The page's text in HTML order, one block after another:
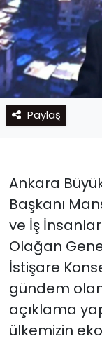
Paylaş
Ankara
Başkanı
ve İş
Olağan
İstişare
gündem
açıklama
ülkemizin